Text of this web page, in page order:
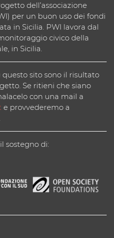
dell’associazione
per un buon uso dei fondi
in Sicilia. PWI lavora dal
civico della
in Sicilia.
sito sono il risultato
Se ritieni che siano
con una mail a
e provvederemo a
sostegno di: